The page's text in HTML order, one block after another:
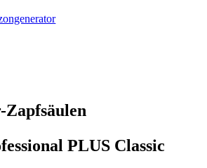
Zapfsäulen
PLUS Classic